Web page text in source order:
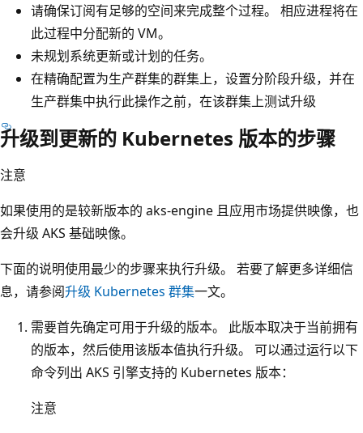
请确保订阅有足够的空间来完成整个过程。 相应进程将在
此过程中分配新的 VM。
未规划系统更新或计划的任务。
在精确配置为生产群集的群集上，设置分阶段升级，并在
生产群集中执行此操作之前，在该群集上测试升级
升级到更新的 Kubernetes 版本的步骤
注意
如果使用的是较新版本的 aks-engine 且应用市场提供映像，也
会升级 AKS 基础映像。
下面的说明使用最少的步骤来执行升级。 若要了解更多详细信
息，请参阅升级 Kubernetes 群集一文。
需要首先确定可用于升级的版本。 此版本取决于当前拥有
的版本，然后使用该版本值执行升级。 可以通过运行以下
命令列出 AKS 引擎支持的 Kubernetes 版本：
注意